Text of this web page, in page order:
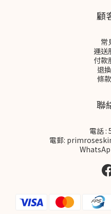
顧
常
運送
付款
退
條
聯
電話 :
電郵: